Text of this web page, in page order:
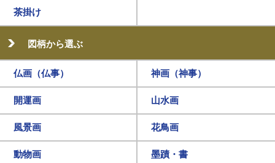
茶掛け
図柄から選ぶ
仏画（仏事） 神画（神事）
開運画 山水画
風景画 花鳥画
動物画 墨蹟・書